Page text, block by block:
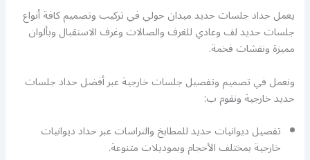
يعمل حداد جلسات حديد ميدان حولي في تركيب وتصميم كافة أنواع
جلسات حديد لف وعادي للغرف والصالات وغرف الاستقبال وبألوان
مميزة ونقشات فخمة.
ونعمل في تصميم وتفصيل جلسات خارجية عبر أفضل حداد جلسات
حديد خارجية ونقوم ب:
تفصيل ديوانيات حديد للمطابخ والتراسات عبر حداد ديوانيات
خارجية بمختلف الأحجام وبموديلات متنوعة.